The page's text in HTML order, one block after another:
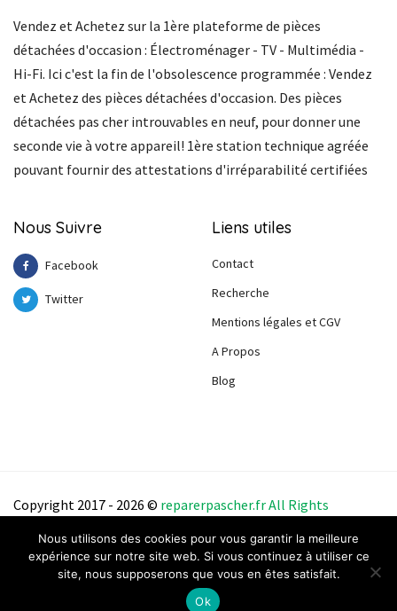
Vendez et Achetez sur la 1ère plateforme de pièces
détachées d'occasion : Électroménager - TV - Multimédia -
Hi-Fi. Ici c'est la fin de l'obsolescence programmée : Vendez
et Achetez des pièces détachées d'occasion. Des pièces
détachées pas cher introuvables en neuf, pour donner une
seconde vie à votre appareil! 1ère station technique agréée
pouvant fournir des attestations d'irréparabilité certifiées
Nous Suivre
Facebook
Twitter
Liens utiles
Contact
Recherche
Mentions légales et CGV
A Propos
Blog
Copyright 2017 - 2026 © reparerpascher.frAll Rights
Nous utilisons des cookies pour vous garantir la meilleure
expérience sur notre site web. Si vous continuez à utiliser ce
site, nous supposerons que vous en êtes satisfait.
Ok